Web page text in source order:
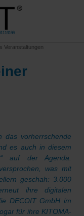
Veranstaltungen
das vorherrschende
es auch in diesem
auf der Agenda.
was mit
geschah: 3.000
ihre digitalen
DECOIT GmbH im
für ihre KITOMA-